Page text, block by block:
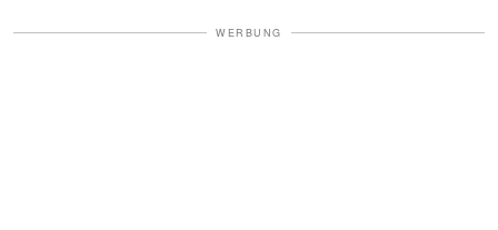
WERBUNG